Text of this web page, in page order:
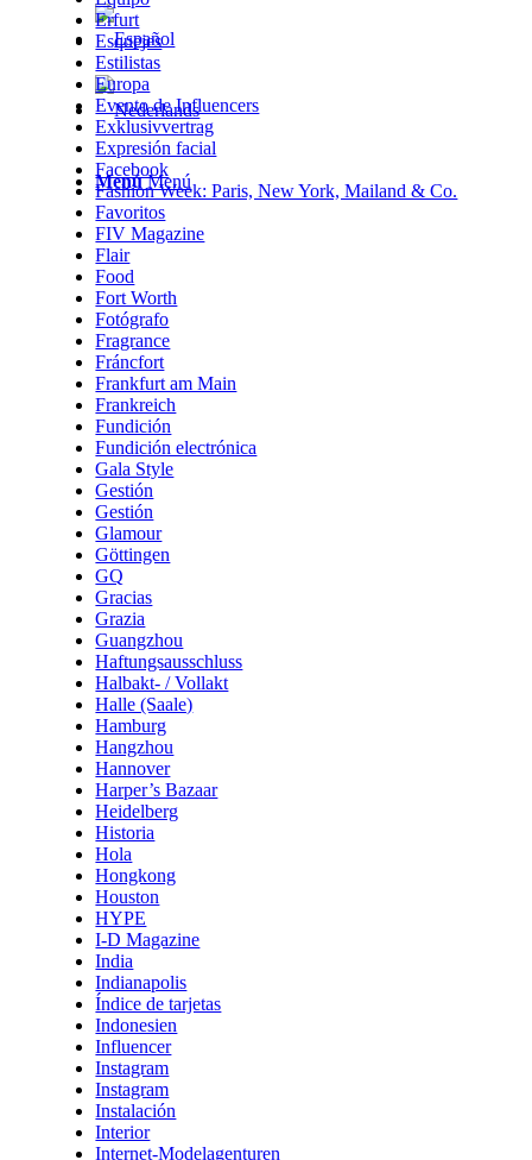
Menú Menú
Erfurt
Esquejes
Estilistas
Europa
Evento de Influencers
Exklusivvertrag
Expresión facial
Facebook
Fashion Week: Paris, New York, Mailand & Co.
Favoritos
FIV Magazine
Flair
Food
Fort Worth
Fotógrafo
Fragrance
Fráncfort
Frankfurt am Main
Frankreich
Fundición
Fundición electrónica
Gala Style
Gestión
Gestión
Glamour
Göttingen
GQ
Gracias
Grazia
Guangzhou
Haftungsausschluss
Halbakt- / Vollakt
Halle (Saale)
Hamburg
Hangzhou
Hannover
Harper’s Bazaar
Heidelberg
Historia
Hola
Hongkong
Houston
HYPE
I-D Magazine
India
Indianapolis
Índice de tarjetas
Indonesien
Influencer
Instagram
Instagram
Instalación
Interior
Internet-Modelagenturen